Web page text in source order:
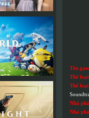
Tên
Thể loại
Thể
Nhà
Nhà